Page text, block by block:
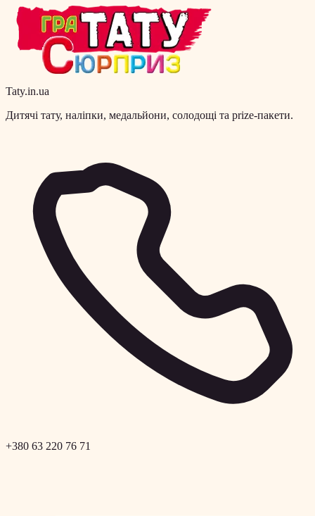
Taty.in.ua
Дитячі тату, наліпки, медальйони, солодощі та prize-пакети.
+380 63 220 76 71